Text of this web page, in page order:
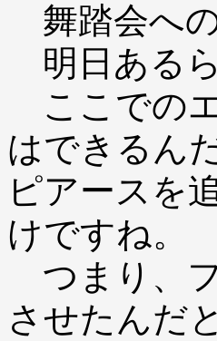
舞踏会へ
明日あるら
ここでの
はできるん
ピアースを
けですね。
つまり、
させたんだ